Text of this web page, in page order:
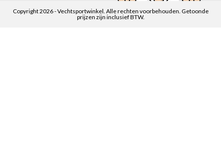
Copyright 2026 - Vechtsportwinkel. Alle rechten voorbehouden. Getoonde
prijzen zijn inclusief BTW.